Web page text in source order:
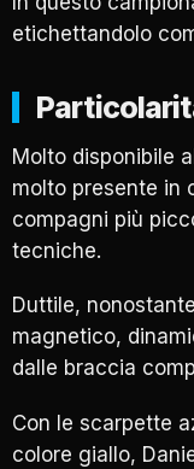
etichettandolo
Molto disponibile
molto presente in
compagni più
tecniche.
Duttile,
magnetico,
dalle braccia
Con le scarpette
colore giallo,